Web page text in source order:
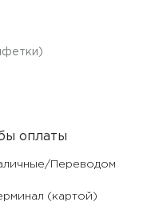
оплаты
Переводом
(картой)